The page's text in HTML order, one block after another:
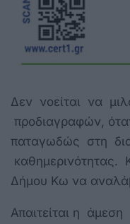
Δεν νοείται να
προδιαγραφών,
παταγωδώς στη
καθημερινότητας.
Δήμου Κω να
Απαιτείται η